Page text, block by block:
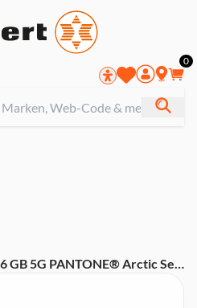
0
GB 5G PANTONE® Arctic Seal